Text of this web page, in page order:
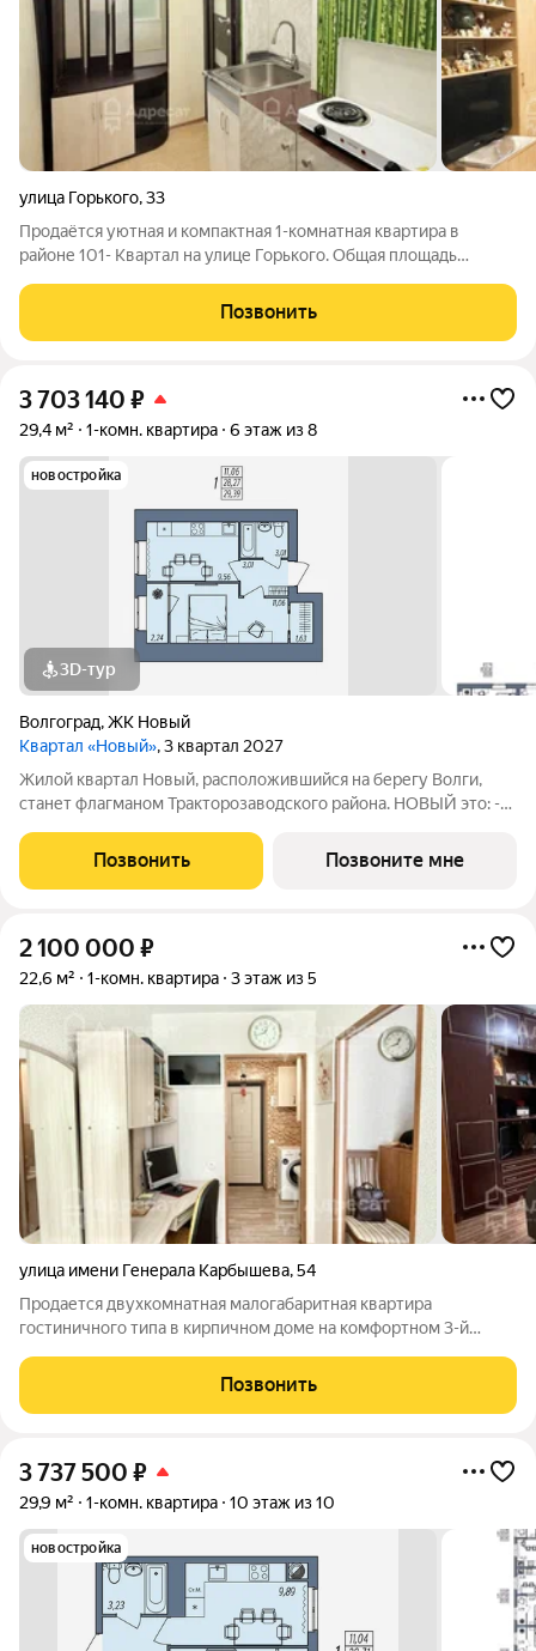
улица Горького,33
Продаётся уютная и компактная 1-комнатная квартира в
районе 101- Квартал на улице Горького. Общая площадь
проживания одного человека или пары. Квартира
расположена на 2 этаже 5-этажного
Позвонить
3 703 140 ₽
29,4 м² 1-комн. квартира 6 этаж из 8
новостройка
3D-тур
Волгоград,ЖК Новый
Квартал «Новый», 3 квартал 2027
Жилой квартал Новый, расположившийся на берегу Волги,
станет флагманом Тракторозаводского района. НОВЫЙ это: -
с панорамными видами на реку и масштабное собственное
благоустройство. - Проект
Позвонить Позвоните мне
2 100 000 ₽
22,6 м² 1-комн. квартира 3 этаж из 5
улица имени Генерала Карбышева,54
Продается двухкомнатная малогабаритная квартира
гостиничного типа в кирпичном доме на комфортном 3-й
кв. м. Квартира светлая и уютная ,заходи и живи! В квартире
выполнен косметический
Позвонить
3 737 500 ₽
29,9 м² 1-комн. квартира 10 этаж из 10
новостройка